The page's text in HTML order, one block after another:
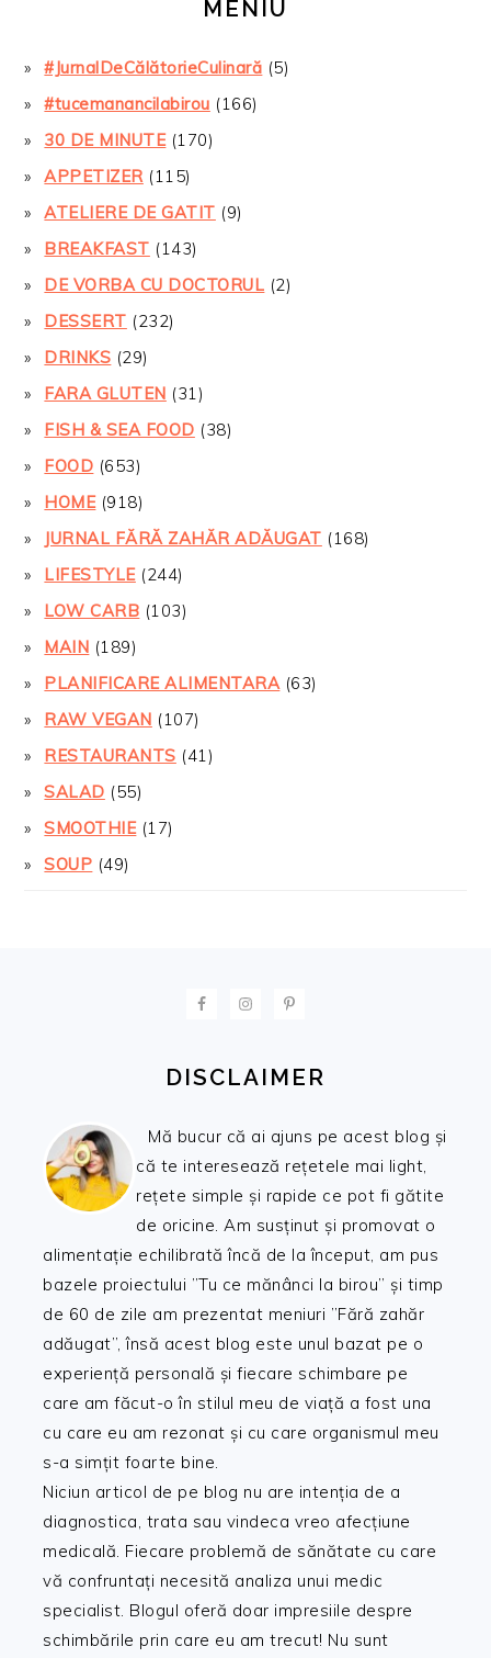
MENIU
#JurnalDeCălătorieCulinară (5)
#tucemanancilabirou (166)
30 DE MINUTE(170)
APPETIZER(115)
ATELIERE DE GATIT (9)
BREAKFAST (143)
DE VORBA CU DOCTORUL (2)
DESSERT (232)
DRINKS (29)
FARA GLUTEN (31)
FISH & SEA FOOD (38)
FOOD (653)
HOME(918)
JURNAL FĂRĂ ZAHĂR ADĂUGAT (168)
LIFESTYLE(244)
LOW CARB (103)
MAIN (189)
PLANIFICARE ALIMENTARA(63)
RAW VEGAN (107)
RESTAURANTS (41)
SALAD (55)
SMOOTHIE(17)
SOUP (49)
DISCLAIMER
Mă bucur că ai ajuns pe acest blog și
că te interesează rețetele mai light,
rețete simple și rapide ce pot fi gătite
de oricine. Am susținut și promovat o
alimentație echilibrată încă de la început, am pus
bazele proiectului ”Tu ce mănânci la birou” și timp
de 60 de zile am prezentat meniuri ”Fără zahăr
adăugat”, însă acest blog este unul bazat pe o
experiență personală și fiecare schimbare pe
care am făcut-o în stilul meu de viață a fost una
cu care eu am rezonat și cu care organismul meu
s-a simțit foarte bine.
Niciun articol de pe blog nu are intenția de a
diagnostica, trata sau vindeca vreo afecțiune
medicală. Fiecare problemă de sănătate cu care
vă confruntați necesită analiza unui medic
specialist. Blogul oferă doar impresiile despre
schimbările prin care eu am trecut! Nu sunt